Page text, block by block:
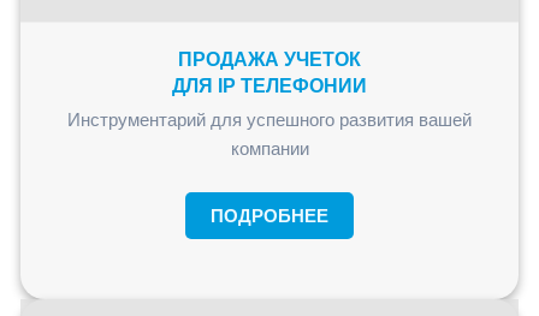
ПРОДАЖА УЧЕТОК
ДЛЯ IP ТЕЛЕФОНИИ
Инструментарий для успешного развития вашей
компании
ПОДРОБНЕЕ